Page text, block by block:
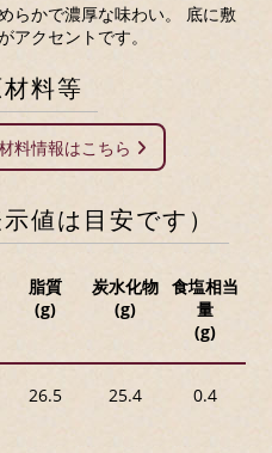
らかで濃厚な味わい。 底に敷
アクセントです。
料等
料情報はこちら
値は目安です）
脂質
(g)
炭水化物
(g)
食塩相当
量
(g)
26.5 25.4 0.4